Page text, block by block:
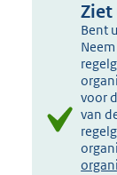
Ziet
Bent
voor
van